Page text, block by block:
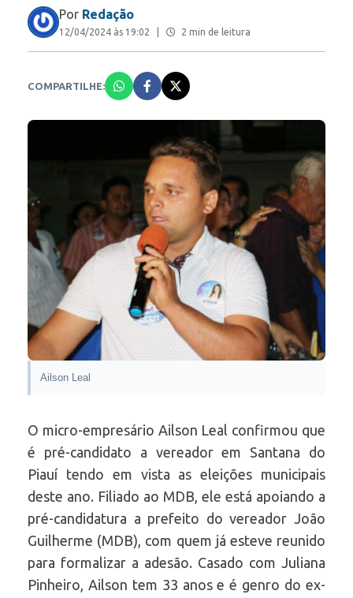
Por Redação
12/04/2024 às 19:02 2 min de leitura
COMPARTILHE:
Ailson Leal
O micro-empresário Ailson Leal confirmou que
é pré-candidato a vereador em Santana do
Piauí tendo em vista as eleições municipais
deste ano. Filiado ao MDB, ele está apoiando a
pré-candidatura a prefeito do vereador João
Guilherme (MDB), com quem já esteve reunido
para formalizar a adesão. Casado com Juliana
Pinheiro, Ailson tem 33 anos e é genro do ex-